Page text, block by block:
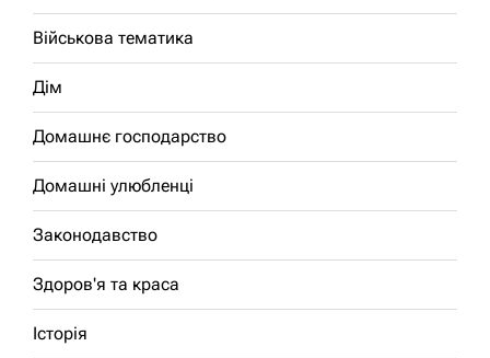
Військова тематика
Дім
Домашнє господарство
Домашні улюбленці
Законодавство
Здоров'я та краса
Історія